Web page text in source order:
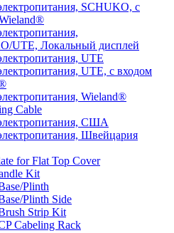
SCHUKO, с
UTE, Локальный дисплей
UTE
UTE, с входом
Wieland®
Cable
США
Швейцария
for Flat Top Cover
Kit
Plinth
Plinth Side
Strip Kit
Cabeling Rack